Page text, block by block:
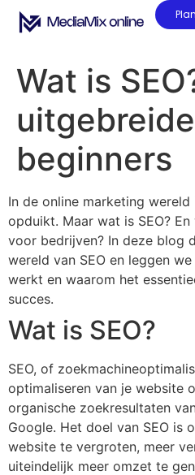
Wat is
beginners
In de online marketing
opduikt. Maar wat is SEO?
voor bedrijven? In deze blog
wereld van SEO en leggen
werkt en waarom het
succes.
Wat is SEO?
SEO, of
optimaliseren van je website
organische zoekresultaten
Google. Het doel van SEO is
website te vergroten, meer
uiteindelijk meer omzet te